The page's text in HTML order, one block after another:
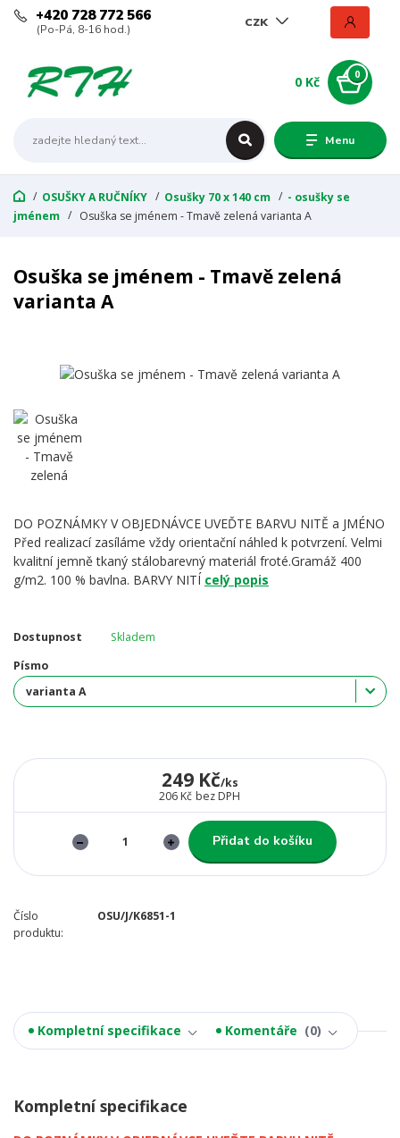
Menu
CZK
+420 728 772 566
(Po-Pá, 8-16 hod.)
0
0 Kč
OSUŠKY A RUČNÍKY Osušky 70 x 140 cm
- osušky se
jménem
Osuška se jménem - Tmavě zelená varianta A
Osuška se jménem - Tmavě zelená
varianta A
DO POZNÁMKY V OBJEDNÁVCE UVEĎTE BARVU NITĚ a JMÉNO
Před realizací zasíláme vždy orientační náhled k potvrzení. Velmi
kvalitní jemně tkaný stálobarevný materiál froté.Gramáž 400
g/m2. 100 % bavlna. BARVY NITÍ celý popis
Dostupnost
Skladem
Písmo
249 Kč/ks
206 Kč bez DPH
Přidat do košíku
Číslo
produktu:
OSU/J/K6851-1
Kompletní specifikace Komentáře 0
Kompletní specifikace